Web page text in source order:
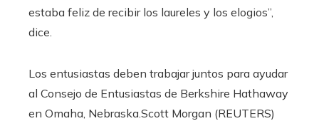
estaba feliz de recibir los laureles y los elogios”,
dice.
Los entusiastas deben trabajar juntos para ayudar
al Consejo de Entusiastas de Berkshire Hathaway
en Omaha, Nebraska.Scott Morgan (REUTERS)